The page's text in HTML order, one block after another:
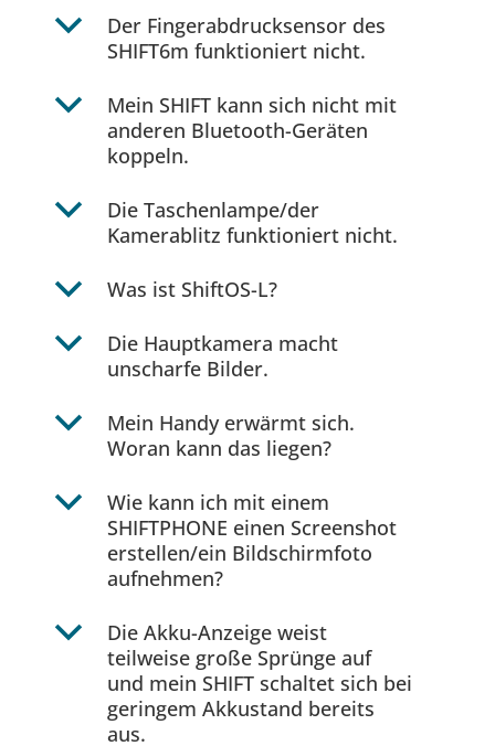
b
Der Fingerabdrucksensor des
SHIFT6m funktioniert nicht.
b
Mein SHIFT kann sich nicht mit
anderen Bluetooth-Geräten
koppeln.
b
Die Taschenlampe/der
Kamerablitz funktioniert nicht.
b Was ist ShiftOS-L?
b
Die Hauptkamera macht
unscharfe Bilder.
b
Mein Handy erwärmt sich.
Woran kann das liegen?
b
Wie kann ich mit einem
SHIFTPHONE einen Screenshot
erstellen/ein Bildschirmfoto
aufnehmen?
b
Die Akku-Anzeige weist
teilweise große Sprünge auf
und mein SHIFT schaltet sich bei
geringem Akkustand bereits
aus.